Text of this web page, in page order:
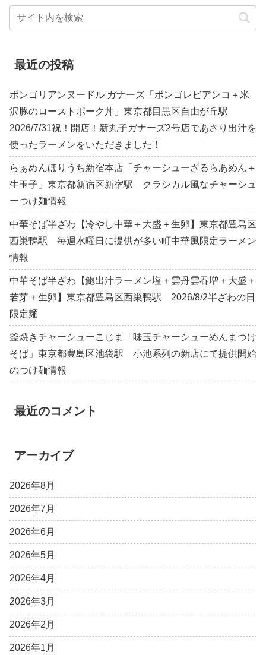
最近の投稿
ボンゴリアンヌードル ガナーズ「ボンゴレビアンコ＋米
沢豚のローストポーク丼」東京都目黒区自由が丘駅
2026/7/31祝！開店！新丸子ガナーズ2号店であさり出汁を
使ったラーメンをいただきました！
らぁめんほりうち新宿本店「チャーシューざるらあめん＋
生玉子」東京都新宿区新宿駅 クラシカル風なチャーシュ
ーつけ麺情報
中華そば半ざわ【冷やし中華＋大盛＋生卵】東京都豊島区
西巣鴨駅 毎週水曜日に提供が多い町中華風限定ラーメン
情報
中華そば半ざわ【鮑出汁ラーメン塩＋雲丹雲吞増＋大盛＋
若芽＋生卵】東京都豊島区西巣鴨駅 2026/8/2半ざわの日
限定麺
釜焼きチャーシューこじま「味玉チャーシューめんまつけ
そば」東京都豊島区池袋駅 小池系列の新店にて提供開始
のつけ麺情報
最近のコメント
アーカイブ
2026年8月
2026年7月
2026年6月
2026年5月
2026年4月
2026年3月
2026年2月
2026年1月